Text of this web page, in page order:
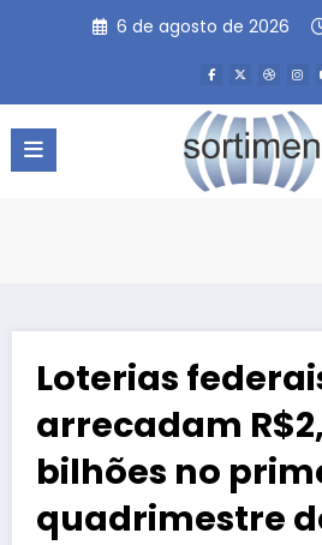
6 de agosto de 2026
Loterias
arrecadam
bilhões no
quadrimestre